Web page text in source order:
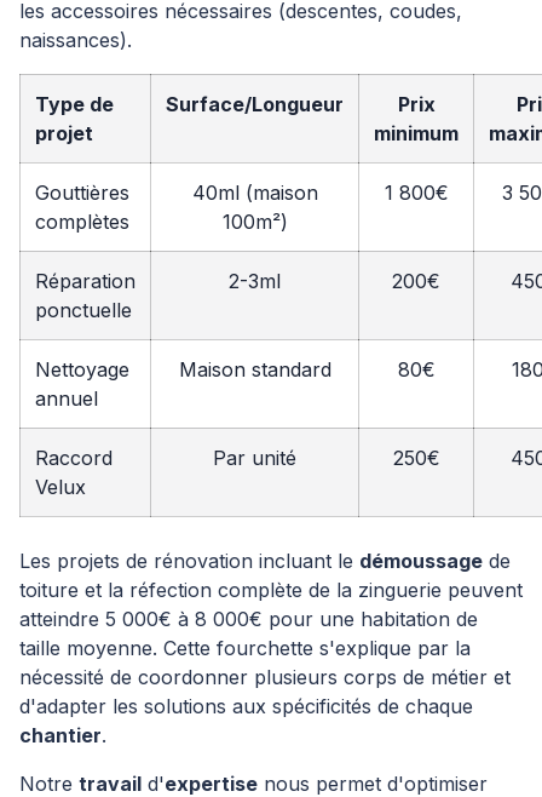
les accessoires nécessaires (descentes, coudes,
naissances).
Type de
projet
Surface/Longueur
Prix
minimum
Gouttières
complètes
40ml (maison
100m²)
1 800€ 3
Réparation
ponctuelle
2-3ml 200€
Nettoyage
annuel
Maison standard 80€
Raccord
Velux
Par unité 250€
Les projets de rénovation incluant le démoussage de
toiture et la réfection complète de la zinguerie peuvent
atteindre 5 000€ à 8 000€ pour une habitation de
taille moyenne. Cette fourchette s'explique par la
nécessité de coordonner plusieurs corps de métier et
d'adapter les solutions aux spécificités de chaque
chantier.
Notre travail d'expertise nous permet d'optimiser